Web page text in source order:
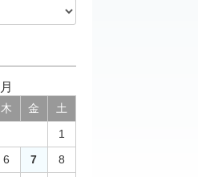
木 金 土
1
6 7 8